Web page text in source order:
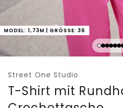
MODEL: 1,73M | GRÖSSE: 36
Street One Studio
T-Shirt mit